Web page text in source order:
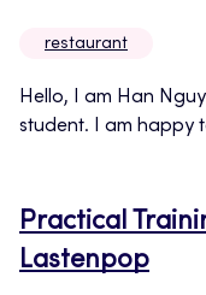
restaurant
Hello, I am Han
student. I am happy
Practical
Lastenpop